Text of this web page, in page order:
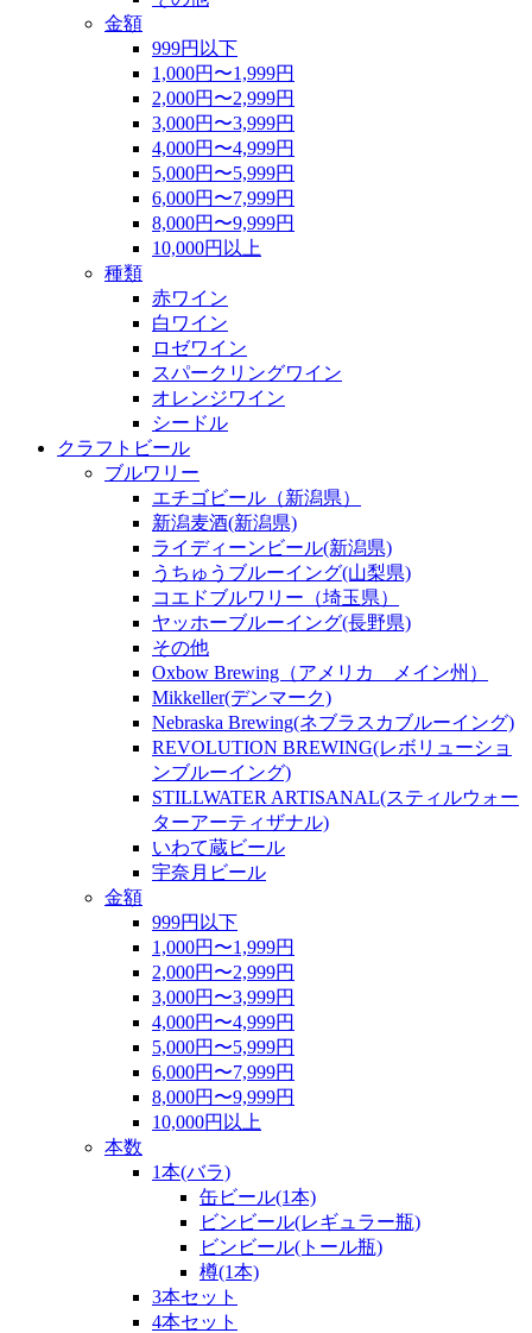
金額
999円以下
1,000円〜1,999円
2,000円〜2,999円
3,000円〜3,999円
4,000円〜4,999円
5,000円〜5,999円
6,000円〜7,999円
8,000円〜9,999円
10,000円以上
種類
赤ワイン
白ワイン
ロゼワイン
スパークリングワイン
オレンジワイン
シードル
クラフトビール
ブルワリー
エチゴビール（新潟県）
新潟麦酒(新潟県)
ライディーンビール(新潟県)
うちゅうブルーイング(山梨県)
コエドブルワリー（埼玉県）
ヤッホーブルーイング(長野県)
その他
Oxbow Brewing（アメリカ メイン州）
Mikkeller(デンマーク)
Nebraska Brewing(ネブラスカブルーイング)
REVOLUTION BREWING(レボリューショ
ンブルーイング)
STILLWATER ARTISANAL(スティルウォー
ターアーティザナル)
いわて蔵ビール
宇奈月ビール
金額
999円以下
1,000円〜1,999円
2,000円〜2,999円
3,000円〜3,999円
4,000円〜4,999円
5,000円〜5,999円
6,000円〜7,999円
8,000円〜9,999円
10,000円以上
本数
1本(バラ)
缶ビール(1本)
ビンビール(レギュラー瓶)
ビンビール(トール瓶)
樽(1本)
3本セット
4本セット